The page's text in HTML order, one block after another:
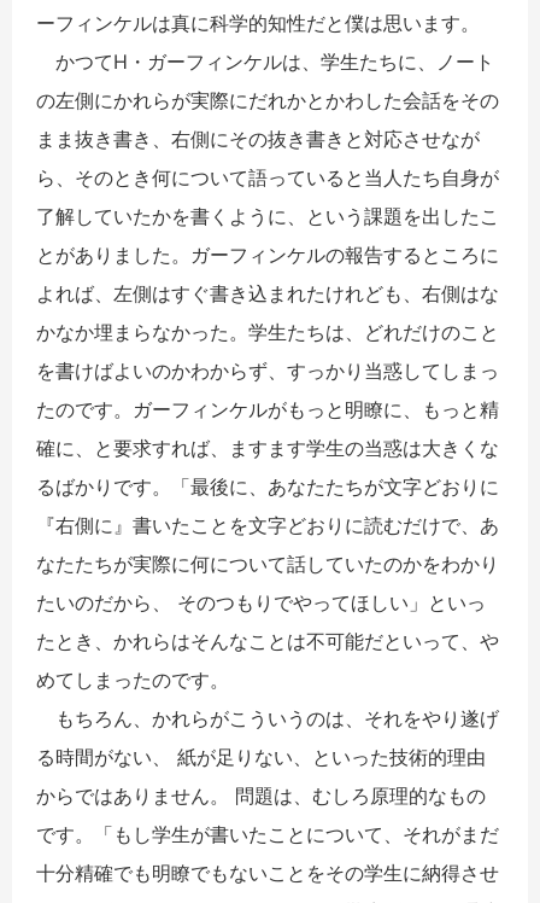
ーフィンケルは真に科学的知性だと僕は思います。
かつてH・ガーフィンケルは、学生たちに、ノート
の左側にかれらが実際にだれかとかわした会話をその
まま抜き書き、右側にその抜き書きと対応させなが
ら、そのとき何について語っていると当人たち自身が
了解していたかを書くように、という課題を出したこ
とがありました。ガーフィンケルの報告するところに
よれば、左側はすぐ書き込まれたけれども、右側はな
かなか埋まらなかった。学生たちは、どれだけのこと
を書けばよいのかわからず、すっかり当惑してしまっ
たのです。ガーフィンケルがもっと明瞭に、もっと精
確に、と要求すれば、ますます学生の当惑は大きくな
るばかりです。「最後に、あなたたちが文字どおりに
『右側に』書いたことを文字どおりに読むだけで、あ
なたたちが実際に何について話していたのかをわかり
たいのだから、 そのつもりでやってほしい」といっ
たとき、かれらはそんなことは不可能だといって、や
めてしまったのです。
もちろん、かれらがこういうのは、それをやり遂げ
る時間がない、 紙が足りない、といった技術的理由
からではありません。 問題は、むしろ原理的なもの
です。「もし学生が書いたことについて、それがまだ
十分精確でも明瞭でもないことをその学生に納得させ